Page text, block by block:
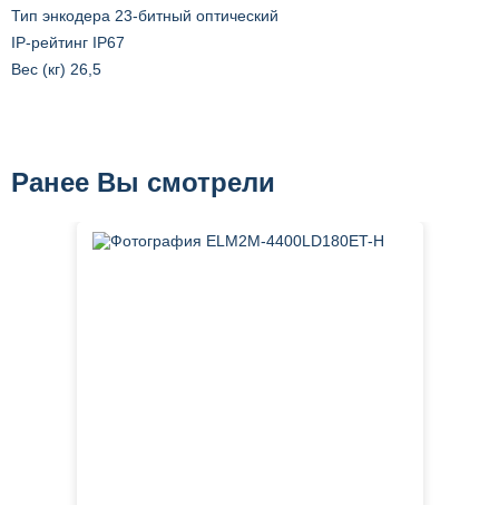
Тип энкодера 23-битный оптический
IP-рейтинг IP67
Вес (кг) 26,5
Ранее Вы смотрели